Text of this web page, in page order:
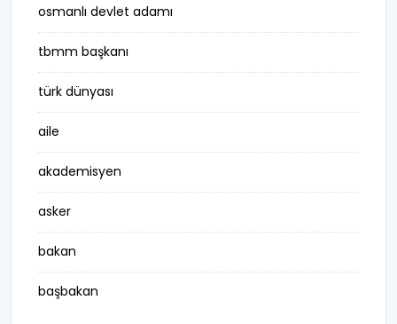
osmanlı devlet adamı
tbmm başkanı
türk dünyası
aile
akademisyen
asker
bakan
başbakan